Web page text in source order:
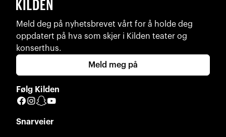
Meld deg på nyhetsbrevet vårt for å holde deg
oppdatert på hva som skjer i Kilden teater og
konserthus.
Meld meg på
Følg Kilden
Facebook
Instagram
Snapchat
Snarveier